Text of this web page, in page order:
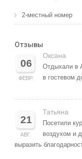
2-местный номер
Отзывы
06
ФЕВР.
Оксана
Отдыхали в
в гостевом
21
АВГ.
Татьяна
Посетили
воздухом и
выразить